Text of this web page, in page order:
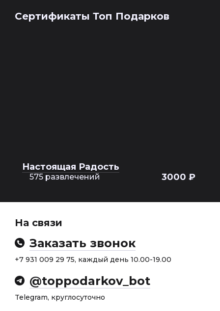
Сертификаты Топ Подарков
Настоящая Радость
575 развлечений 3000 ₽
На связи
Заказать звонок
+7 931 009 29 75, каждый день 10.00-19.00
@toppodarkov_bot
Telegram, круглосуточно